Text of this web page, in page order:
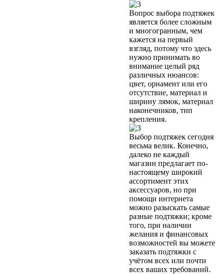
Вопрос выбора подтяжек
является более сложным
и многогранным, чем
кажется на первый
взгляд, потому что здесь
нужно принимать во
внимание целый ряд
различных нюансов:
цвет, орнамент или его
отсутствие, материал и
ширину лямок, материал
наконечников, тип
крепления.
Выбор подтяжек сегодня
весьма велик. Конечно,
далеко не каждый
магазин предлагает по-
настоящему широкий
ассортимент этих
аксессуаров, но при
помощи интернета
можно разыскать самые
разные подтяжки; кроме
того, при наличии
желания и финансовых
возможностей вы можете
заказать подтяжки с
учётом всех или почти
всех ваших требований.